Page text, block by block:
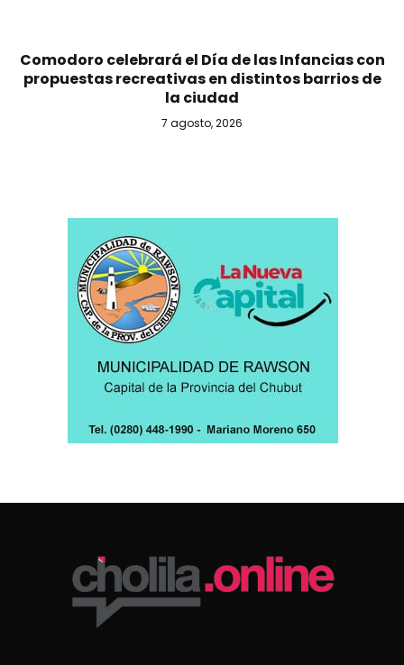
Comodoro celebrará el Día de las Infancias con
propuestas recreativas en distintos barrios de
la ciudad
7 agosto, 2026